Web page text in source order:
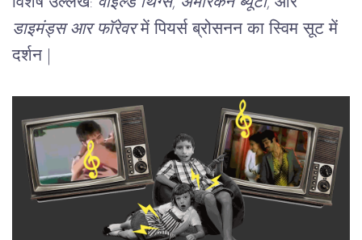
डाइमंड्स आर फॉरेवर में पियर्स ब्रोसनन का स्विम सूट में
दर्शन